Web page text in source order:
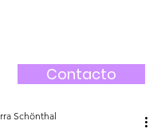
Contacto
Schönthal